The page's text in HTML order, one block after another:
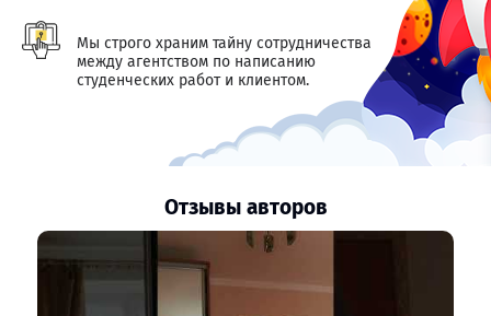
Мы строго храним тайну сотрудничества
между агентством по написанию
студенческих работ и клиентом.
Отзывы авторов